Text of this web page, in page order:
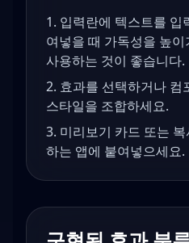
입력란에 텍스트를 입
여넣을 때 가독성을 높이
사용하는 것이 좋습니다.
효과를 선택하거나 컴
스타일을 조합하세요.
미리보기 카드 또는
하는 앱에 붙여넣으세요.